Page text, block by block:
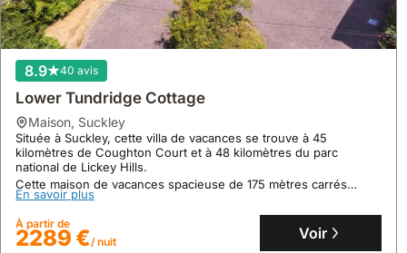
10 1 avis
500 M² Maison De Vacances ∙ 8 Chambres ∙ 16
Personnes
maison ,Tormarton
8.9 40 avis
Lower Tundridge Cottage
maison, Suckley
Située à Suckley, cette villa de vacances se trouve à 45
kilomètres de Coughton Court et à 48 kilomètres du parc
national de Lickey Hills.
Cette maison de vacances spacieuse de 175 mètres carrés
propose 6 chambres, une cuisine équipée d'un lave-vaisselle, le
WiFi gratuit, un jardin et une piscine extérieure avec jacuzzi.
En savoir plus
À partir de
2289 €/ nuit Voir